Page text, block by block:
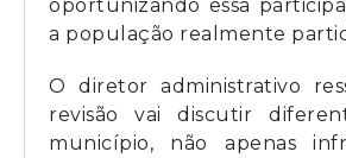
oportunizando essa
a população realmente
O diretor administrativo
revisão vai discutir
município, não apenas